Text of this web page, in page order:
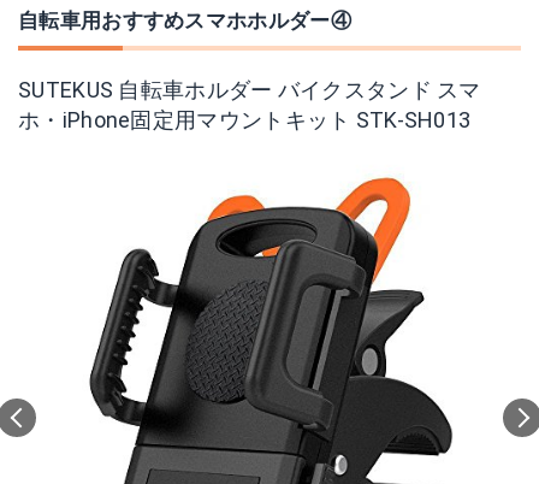
自転車用おすすめスマホホルダー④
SUTEKUS 自転車ホルダー バイクスタンド スマ
ホ・iPhone固定用マウントキット STK-SH013